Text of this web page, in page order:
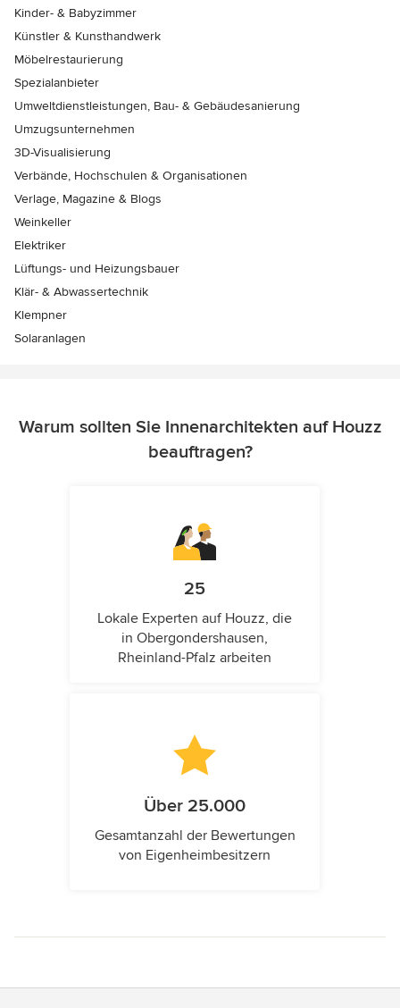
Kinder- & Babyzimmer
Künstler & Kunsthandwerk
Möbelrestaurierung
Spezialanbieter
Umweltdienstleistungen, Bau- & Gebäudesanierung
Umzugsunternehmen
3D-Visualisierung
Verbände, Hochschulen & Organisationen
Verlage, Magazine & Blogs
Weinkeller
Elektriker
Lüftungs- und Heizungsbauer
Klär- & Abwassertechnik
Klempner
Solaranlagen
Warum sollten Sie Innenarchitekten auf Houzz
beauftragen?
25
Lokale Experten auf Houzz, die
in Obergondershausen,
Rheinland-Pfalz arbeiten
Über 25.000
Gesamtanzahl der Bewertungen
von Eigenheimbesitzern